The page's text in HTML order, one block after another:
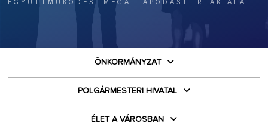
EGYÜTTMŰKÖDÉSI MEGÁLLAPODÁST ÍRTAK ALÁ
ÖNKORMÁNYZAT
POLGÁRMESTERI HIVATAL
ÉLET A VÁROSBAN